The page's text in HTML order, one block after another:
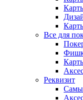
Все для
Реквизит